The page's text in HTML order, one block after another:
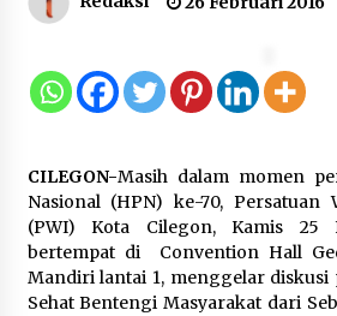
Publik Tetap
8 Agustus 2026
12 Coklat Terbaik
Pasaran
8 Agustus 2026
CILEGON-Masih dalam momen
Nasional (HPN) ke-70, Persatuan
(PWI) Kota Cilegon, Kamis 25
bertempat di Convention Hall
Mandiri lantai 1, menggelar diskusi
Sehat Bentengi Masyarakat dari